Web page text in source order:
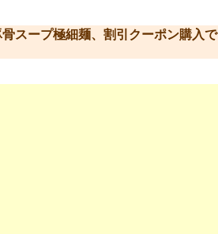
スープ極細麺、割引クーポン購入で